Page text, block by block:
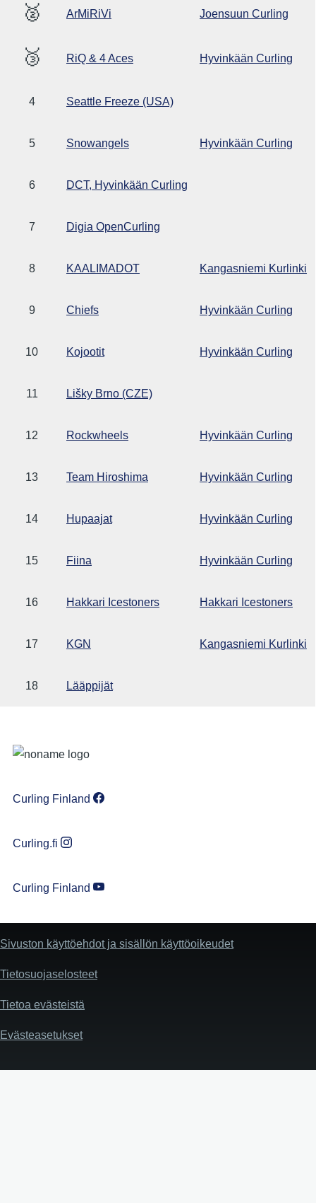
🥈 ArMiRiVi Joensuun Curling
🥉 RiQ & 4 Aces Hyvinkään Curling
4 Seattle Freeze (USA)
5 Snowangels Hyvinkään Curling
6 DCT, Hyvinkään Curling
7 Digia OpenCurling
8 KAALIMADOT Kangasniemi Kurlinki
9 Chiefs Hyvinkään Curling
10 Kojootit Hyvinkään Curling
11 Lišky Brno (CZE)
12 Rockwheels Hyvinkään Curling
13 Team Hiroshima Hyvinkään Curling
14 Hupaajat Hyvinkään Curling
15 Fiina Hyvinkään Curling
16 Hakkari Icestoners Hakkari Icestoners
17 KGN Kangasniemi Kurlinki
18 Lääppijät
Curling Finland
Curling.fi
Curling Finland
Sivuston käyttöehdot ja sisällön käyttöoikeudet
Tietosuojaselosteet
Tietoa evästeistä
Evästeasetukset